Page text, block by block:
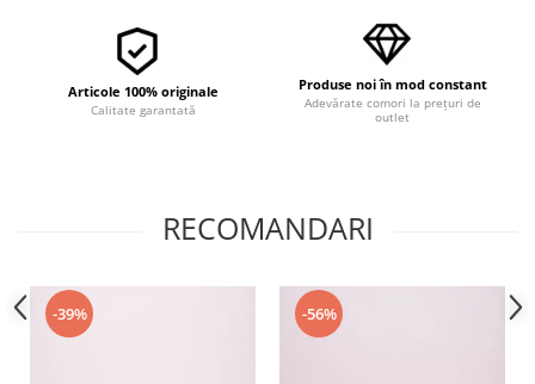
Articole 100% originale
Calitate garantată
Produse noi în mod constant
Adevărate comori la prețuri de
outlet
RECOMANDARI
-39% -56%